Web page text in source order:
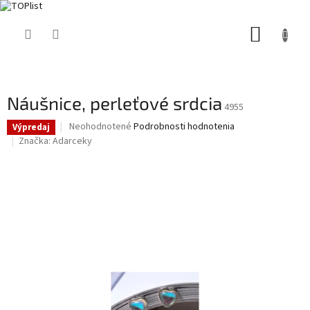
Náušnice, perleťové srdcia 4955
Výpredaj
Priemerné
hodnotenie
Neohodnotené Podrobnosti hodnotenia
Značka: Adarceky